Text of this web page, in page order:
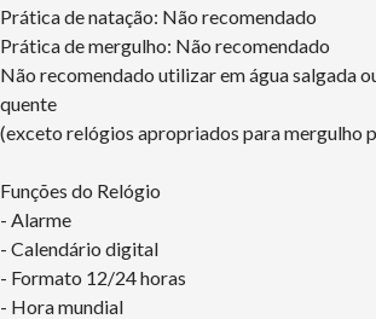
Prática de natação: Não recomendado
Prática de mergulho: Não recomendado
Não recomendado utilizar em água salgada
quente
(exceto relógios apropriados para mergulho
Funções do Relógio
- Alarme
- Calendário digital
- Formato 12/24 horas
- Hora mundial